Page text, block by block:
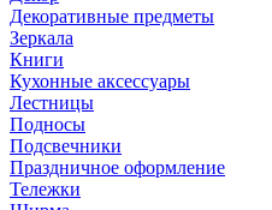
Декоративные предметы
Зеркала
Книги
Кухонные аксессуары
Лестницы
Подносы
Подсвечники
Праздничное оформление
Тележки